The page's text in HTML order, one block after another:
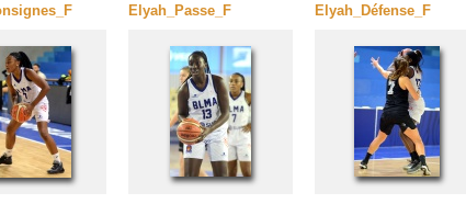
Elyah_Passe_F Elyah_Défense_F